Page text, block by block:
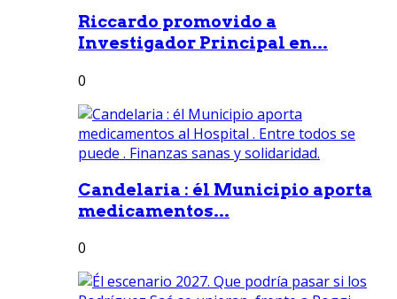
Riccardo promovido a
Investigador Principal en...
0
Candelaria : él Municipio aporta
medicamentos...
0